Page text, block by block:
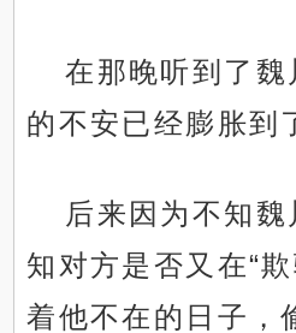
在那晚听到了
的不安已经膨胀到
后来因为不知
知对方是否又在“
着他不在的日子，